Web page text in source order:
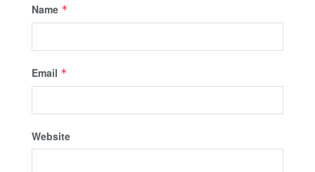
Name *
Email *
Website